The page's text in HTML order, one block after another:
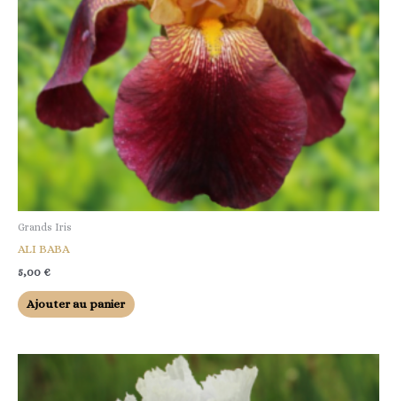
Grands Iris
ALI BABA
5,00 €
Ajouter au panier